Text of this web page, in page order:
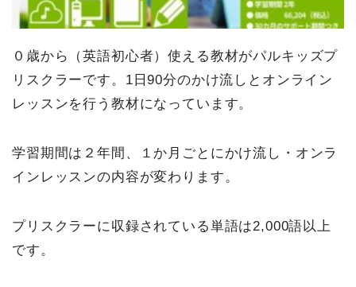
０歳から（英語初心者）使える教材がパルキッズプ
リスクラーです。1日90分のかけ流しとオンライン
レッスンを行う教材になっています。
学習期間は２年間、１か月ごとにかけ流し・オンラ
インレッスンの内容が変わります。
プリスクラーに収録されている単語は2,000語以上
です。